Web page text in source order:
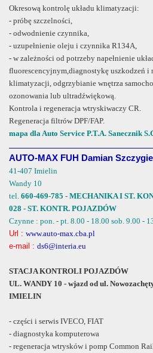
Okresową kontrolę układu klimatyzacji:
- próbę szczelności,
- odwodnienie czynnika,
- uzupełnienie oleju i czynnika R134A,
- w zależności od potrzeby napełnienie
fluorescencyjnym,diagnostykę uszkodzeń i
klimatyzacji, odgrzybianie wnętrza
ozonowania lub ultradźwiękową.
Kontrola i regeneracja wtryskiwaczy CR.
Regeneracja filtrów DPF/FAP.
mapa dla Auto Service P.T.A. Sanecznik
AUTO-MAX FUH Damian
41-407 Imielin
Wandy 10
tel. 660-469-785 - MECHANIKA I ST.
028 - ST. KONTR. POJAZDÓW
Czynne : pon. - pt. 8.00 - 18.00 sob. 9.00 -
Url : www.auto-max.cba.pl
e-mail : ds6@interia.eu
STACJA KONTROLI POJAZDÓW
UL. WANDY 10 - wjazd od ul.
IMIELIN
- części i serwis IVECO, FIAT
- diagnostyka komputerowa
- regeneracja wtrysków i pomp Common